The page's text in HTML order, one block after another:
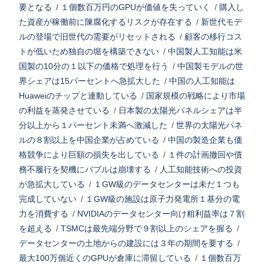
要となる / １個数百万円のGPUが価値を失っていく / 購入し
た資産が稼働前に陳腐化するリスクが存在する / 新世代モデ
ルの登場で旧世代の需要がリセットされる / 顧客の移行コス
トが低いため独自の堀を構築できない / 中国製人工知能は米
国製の10分の１以下の価格で処理を行う
/ 中国製モデルの世
界シェアは15パーセントへ急拡大した / 中国の人工知能は
Huaweiのチップと連動している / 国家規模の戦略により市場
の利益を蒸発させている / 日本製の太陽光パネルシェアは半
分以上から１パーセント未満へ激減した / 世界の太陽光パネ
ルの８割以上を中国企業が占めている / 中国の製造企業も価
格競争により巨額の損失を出している / １件の計画撤回や債
務不履行を契機にバブルは崩壊する / 人工知能技術への投資
が急拡大している / １GW級のデータセンターは未だ１つも
完成していない / １GW級の施設は原子力発電所１基分の電
力を消費する / NVIDIAのデータセンター向け粗利益率は７割
を超える / TSMCは最先端分野で９割以上のシェアを握る /
データセンターの土地からの建設には３年の期間を要する /
最大100万個近くのGPUが倉庫に滞留している / １個数百万